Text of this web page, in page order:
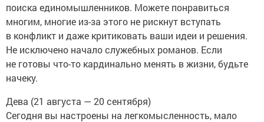
поиска единомышленников. Можете понравиться
многим, многие из-за этого не рискнут вступать
в конфликт и даже критиковать ваши идеи и решения.
Не исключено начало служебных романов. Если
не готовы что-то кардинально менять в жизни, будьте
начеку.
Дева (21 августа — 20 сентября)
Сегодня вы настроены на легкомысленность, мало